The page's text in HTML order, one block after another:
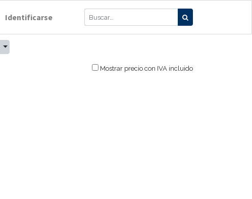
Identificarse
Mostrar precio con IVA incluido